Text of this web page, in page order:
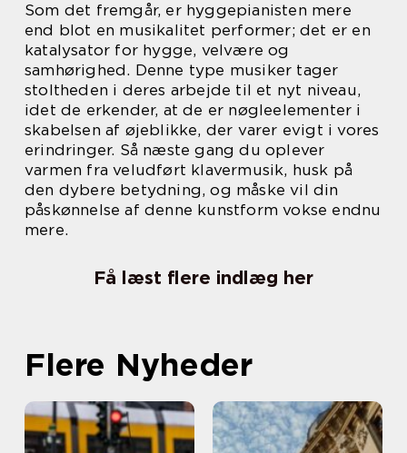
Som det fremgår, er hyggepianisten mere
end blot en musikalitet performer; det er en
katalysator for hygge, velvære og
samhørighed. Denne type musiker tager
stoltheden i deres arbejde til et nyt niveau,
idet de erkender, at de er nøgleelementer i
skabelsen af øjeblikke, der varer evigt i vores
erindringer. Så næste gang du oplever
varmen fra veludført klavermusik, husk på
den dybere betydning, og måske vil din
påskønnelse af denne kunstform vokse endnu
mere.
Få læst flere indlæg her
Flere Nyheder